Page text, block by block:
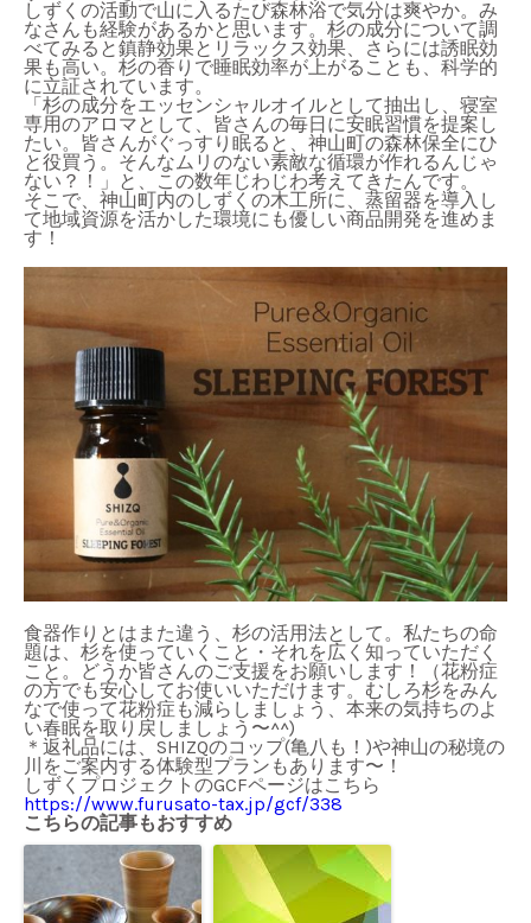
しずくの活動で山に入るたび森林浴で気分は爽やか。み
なさんも経験があるかと思います。杉の成分について調
べてみると鎮静効果とリラックス効果、さらには誘眠効
果も高い。杉の香りで睡眠効率が上がることも、科学的
に立証されています。
「杉の成分をエッセンシャルオイルとして抽出し、寝室
専用のアロマとして、皆さんの毎日に安眠習慣を提案し
たい。皆さんがぐっすり眠ると、神山町の森林保全にひ
と役買う。そんなムリのない素敵な循環が作れるんじゃ
ない？！」と、この数年じわじわ考えてきたんです。
そこで、神山町内のしずくの木工所に、蒸留器を導入し
て地域資源を活かした環境にも優しい商品開発を進めま
す！
食器作りとはまた違う、杉の活用法として。私たちの命
題は、杉を使っていくこと・それを広く知っていただく
こと。どうか皆さんのご支援をお願いします！（花粉症
の方でも安心してお使いいただけます。むしろ杉をみん
なで使って花粉症も減らしましょう、本来の気持ちのよ
い春眠を取り戻しましょう〜^^)
＊返礼品には、SHIZQのコップ(亀八も！)や神山の秘境の
川をご案内する体験型プランもあります〜！
しずくプロジェクトのGCFページはこちら
https://www.furusato-tax.jp/gcf/338
こちらの記事もおすすめ